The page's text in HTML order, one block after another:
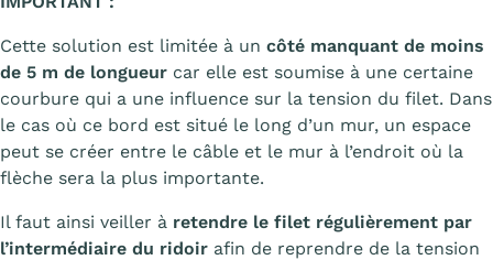
Cette solution est limitée à un côté manquant de moins
de 5 m de longueur car elle est soumise à une certaine
courbure qui a une influence sur la tension du filet. Dans
le cas où ce bord est situé le long d’un mur, un espace
peut se créer entre le câble et le mur à l’endroit où la
flèche sera la plus importante.
Il faut ainsi veiller à retendre le filet régulièrement par
l’intermédiaire du ridoir afin de reprendre de la tension